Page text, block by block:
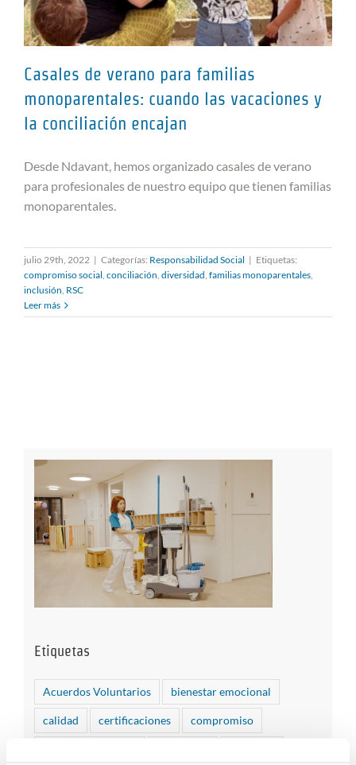
Casales de verano para familias
vacaciones y la conciliación
encajan
Casales de verano para familias
monoparentales: cuando las vacaciones y
la conciliación encajan
Desde Ndavant, hemos organizado casales de verano
para profesionales de nuestro equipo que tienen familias
monoparentales.
julio 29th, 2022 | Categorías: Responsabilidad Social | Etiquetas:
compromiso social, conciliación, diversidad, familias monoparentales,
inclusión, RSC
Leer más
Etiquetas
Acuerdos Voluntarios bienestar emocional
calidad certificaciones compromiso